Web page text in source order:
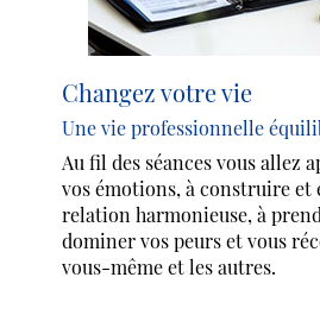
Changez votre vie
Une vie professionnelle
Au fil des séances vous allez
vos émotions, à construire
relation harmonieuse, à
dominer vos peurs et vous
vous-même et les autres.